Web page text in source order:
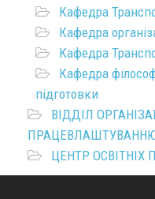
Кафедра
Кафедра
Кафедра
Кафедра
підготовки
ВІДДІЛ
ПРАЦЕВЛАШТУВАННЮ
ЦЕНТР ОСВІТНІХ